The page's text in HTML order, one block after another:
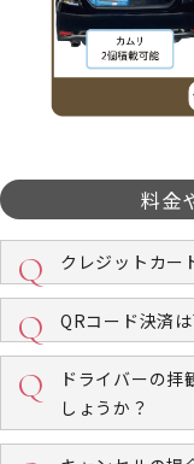
料金
クレジットカー
QRコード決済
ドライバーの拝
しょうか？